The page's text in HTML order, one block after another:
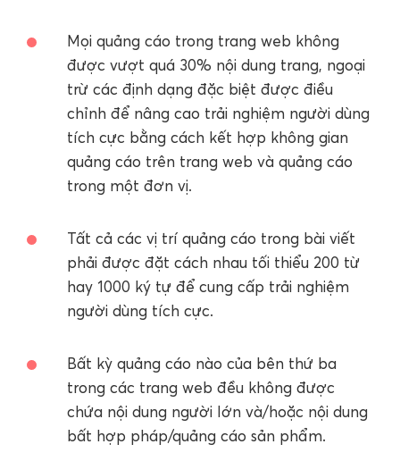
Mọi quảng cáo trong trang web không
được vượt quá 30% nội dung trang, ngoại
trừ các định dạng đặc biệt được điều
chỉnh để nâng cao trải nghiệm người dùng
tích cực bằng cách kết hợp không gian
quảng cáo trên trang web và quảng cáo
trong một đơn vị.
Tất cả các vị trí quảng cáo trong bài viết
phải được đặt cách nhau tối thiểu 200 từ
hay 1000 ký tự để cung cấp trải nghiệm
người dùng tích cực.
Bất kỳ quảng cáo nào của bên thứ ba
trong các trang web đều không được
chứa nội dung người lớn và/hoặc nội dung
bất hợp pháp/quảng cáo sản phẩm.